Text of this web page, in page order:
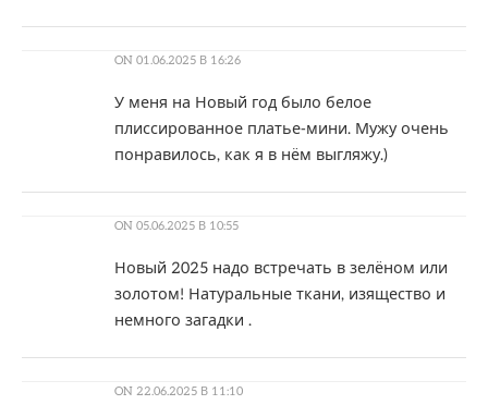
ON 01.06.2025 В 16:26
У меня на Новый год было белое
плиссированное платье-мини. Мужу очень
понравилось, как я в нём выгляжу.)
ON 05.06.2025 В 10:55
Новый 2025 надо встречать в зелёном или
золотом! Натуральные ткани, изящество и
немного загадки .
ON 22.06.2025 В 11:10